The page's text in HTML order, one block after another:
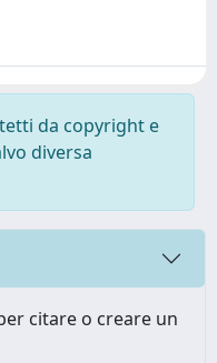
da copyright e
diversa
citare o creare un